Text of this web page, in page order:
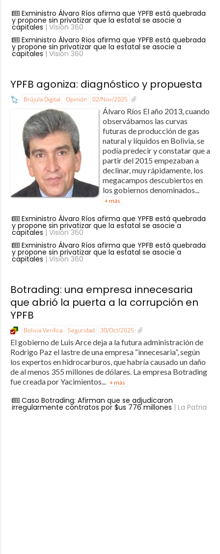
Exministro Álvaro Ríos afirma que YPFB está quebrada
y propone sin privatizar que la estatal se asocie a
capitales | Visión 360
Exministro Álvaro Ríos afirma que YPFB está quebrada
y propone sin privatizar que la estatal se asocie a
capitales | Visión 360
YPFB agoniza: diagnóstico y propuesta
Brújula Digital Opinión 02/Nov/2025
Álvaro Ríos El año 2013, cuando
observábamos las curvas
futuras de producción de gas
natural y líquidos en Bolivia, se
podía predecir y constatar que a
partir del 2015 empezaban a
declinar, muy rápidamente, los
megacampos descubiertos en
los gobiernos denominados...
+ más
Exministro Álvaro Ríos afirma que YPFB está quebrada
y propone sin privatizar que la estatal se asocie a
capitales | Visión 360
Exministro Álvaro Ríos afirma que YPFB está quebrada
y propone sin privatizar que la estatal se asocie a
capitales | Visión 360
Botrading: una empresa innecesaria
que abrió la puerta a la corrupción en
YPFB
Bolivia Verifica Seguridad 30/Oct/2025
El gobierno de Luis Arce deja a la futura administración de
Rodrigo Paz el lastre de una empresa “innecesaria”, según
los expertos en hidrocarburos, que habría causado un daño
de al menos 355 millones de dólares. La empresa Botrading
fue creada por Yacimientos... + más
Caso Botrading: Afirman que se adjudicaron
irregularmente contratos por $us 776 millones | La Patria